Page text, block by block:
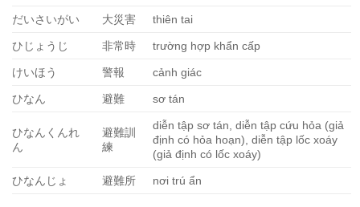
だいさいがい 大災害 thiên tai
ひじょうじ 非常時 trường hợp khẩn cấp
けいほう 警報 cảnh giác
ひなん 避難 sơ tán
ひなんくんれ
ん
避難訓
練
diễn tập sơ tán, diễn tập cứu hỏa (giả
định có hỏa hoạn), diễn tập lốc xoáy
(giả định có lốc xoáy)
ひなんじょ 避難所 nơi trú ẩn